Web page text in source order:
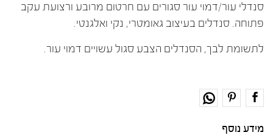
סנדלי עור/דמוי עור סגורים עם חרטום מרובע ורצועת עקב
פתוחה. סנדלים בעיצוב גאומטרי, נקי ואלגנטי.
לתשומת לבך, הסנדלים הצבע סגול עשויים דמוי עור.
מידע נוסף